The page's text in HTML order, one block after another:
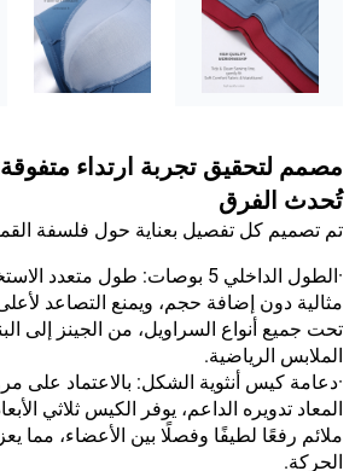
مصمم لتحقيق تجربة ارتداء
تُحدث الفرق
تم تصميم كل تفصيل بعناية حول فلسفة
·الطول الداخلي 5 بوصات: طول
مثالية دون إضافة حجم، ويمنع التصاعد
تحت جميع أنواع السراويل، من الجينز إلى
الملابس الرياضية.
·دعامة كيس أنثوية الشكل: بالاعتماد على
المعاد تدويره الداعم، يوفر الكيس ثلاثي
ملائم رفعًا لطيفًا وفصلًا بين الأعضاء، مما
الحركة.